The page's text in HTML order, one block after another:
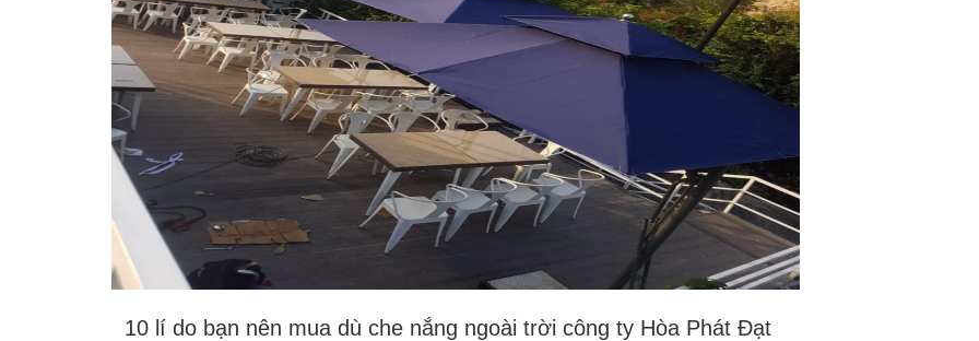
10 lí do bạn nên mua dù che nắng ngoài trời công ty Hòa Phát Đạt